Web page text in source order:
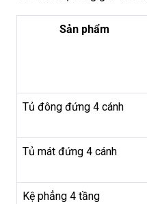
Sản phẩm
Tủ đông đứng 4 cánh
Tủ mát đứng 4 cánh
Kệ phẳng 4 tầng